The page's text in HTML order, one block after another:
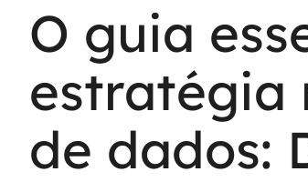
Modernização de aplicações
Sustentar operações com
eficiência
Escalar com segurança
O guia
estratégia
de dados: